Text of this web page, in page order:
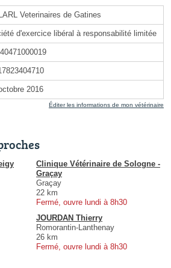
Veterinaires de Gatines
d'exercice libéral à responsabilité limitée
2016
Éditer les informations de mon vétérinaire
Clinique Vétérinaire de Sologne -
Graçay
Graçay
22 km
Fermé, ouvre lundi à 8h30
JOURDAN Thierry
Romorantin-Lanthenay
26 km
Fermé, ouvre lundi à 8h30